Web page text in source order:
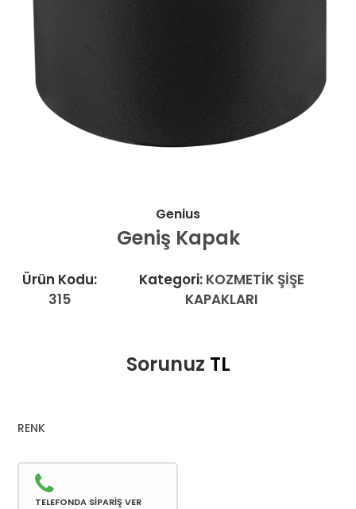
Genius
Geniş Kapak
Ürün Kodu:
315
Kategori: KOZMETİK ŞİŞE
KAPAKLARI
Sorunuz TL
RENK
TELEFONDA SİPARİŞ VER